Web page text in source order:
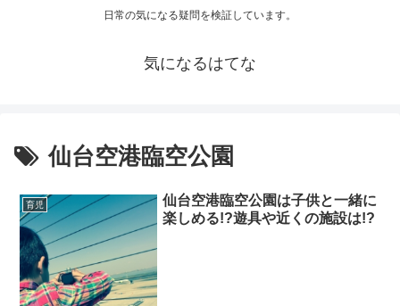
日常の気になる疑問を検証しています。
気になるはてな
仙台空港臨空公園
育児
仙台空港臨空公園は子供と一緒に
楽しめる!?遊具や近くの施設は!?